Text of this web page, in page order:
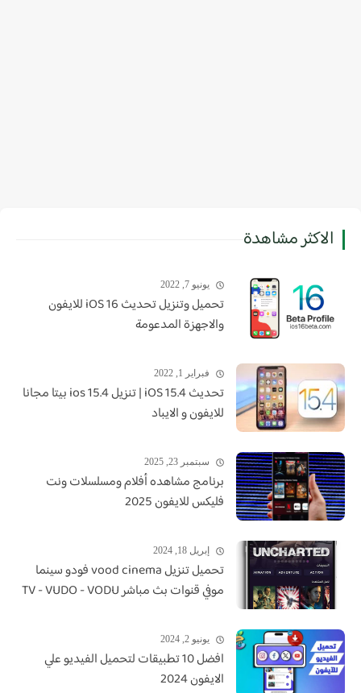
الاكثر مشاهدة
يونيو 7, 2022
تحميل وتنزيل تحديث iOS 16 للايفون
والاجهزة المدعومة
فبراير 1, 2022
تحديث iOS 15.4 | تنزيل ios 15.4 بيتا مجانا
للايفون و الايباد
سبتمبر 23, 2025
برنامج مشاهده أفلام ومسلسلات ونت
فليكس للايفون 2025
إبريل 18, 2024
تحميل تنزيل vood cinema فودو سينما
موفي قنوات بث مباشر TV - VUDO - VODU
يونيو 2, 2024
افضل 10 تطبيقات لتحميل الفيديو علي
الايفون 2024